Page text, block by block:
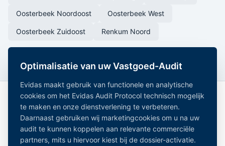
Oosterbeek Noordoost Oosterbeek West
Oosterbeek Zuidoost Renkum Noord
Optimalisatie van uw Vastgoed-Audit
Evidas maakt gebruik van functionele en analytische
cookies om het Evidas Audit Protocol technisch mogelijk
te maken en onze dienstverlening te verbeteren.
Daarnaast gebruiken wij marketingcookies om u na uw
audit te kunnen koppelen aan relevante commerciële
partners, mits u hiervoor kiest bij de dossier-activatie.